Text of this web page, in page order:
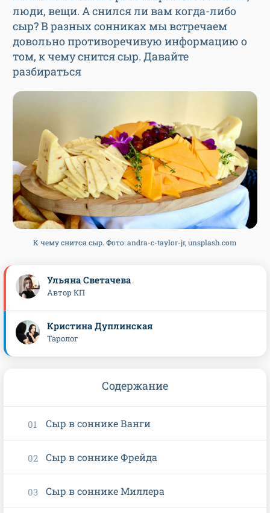
люди, вещи. А снился ли вам когда-либо
сыр? В разных сонниках мы встречаем
довольно противоречивую информацию о
том, к чему снится сыр. Давайте
разбираться
К чему снится сыр. Фото: andra-c-taylor-jr, unsplash.com
Ульяна Светачева
Автор КП
Кристина Дуплинская
Таролог
Содержание
Сыр в соннике Ванги
Сыр в соннике Фрейда
Сыр в соннике Миллера